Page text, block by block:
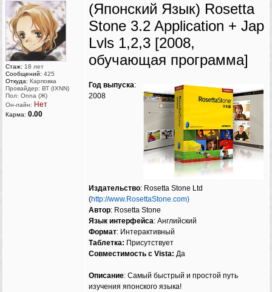
Стаж: 18 лет
Сообщений: 425
Откуда: Карповка
Провайдер: ВТ (IXNN)
Пол: Onna (Ж)
Он-лайн: Нет
Карма: 0.00
(Японский Язык) Rosetta
Stone 3.2 Application + Jap
Lvls 1,2,3 [2008,
обучающая программа]
Год выпуска:
2008
Издательство: Rosetta Stone Ltd
(http://www.RosettaStone.com)
Автор: Rosetta Stone
Язык интерфейса: Английский
Формат: Интерактивный
Таблетка: Присутствует
Совместимость с Vista: Да
Описание: Самый быстрый и простой путь
изучения японского языка!